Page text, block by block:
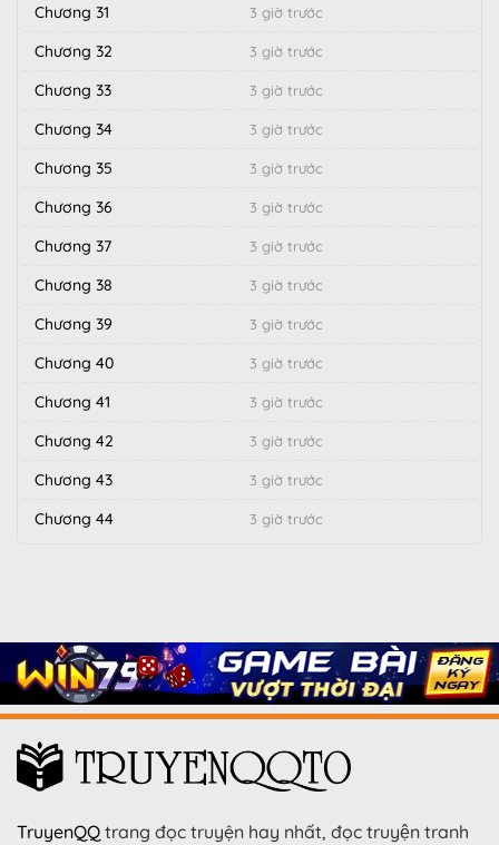
Chương 31 3 giờ trước
Chương 32 3 giờ trước
Chương 33 3 giờ trước
Chương 34 3 giờ trước
Chương 35 3 giờ trước
Chương 36 3 giờ trước
Chương 37 3 giờ trước
Chương 38 3 giờ trước
Chương 39 3 giờ trước
Chương 40 3 giờ trước
Chương 41 3 giờ trước
Chương 42 3 giờ trước
Chương 43 3 giờ trước
Chương 44 3 giờ trước
TruyenQQ trang đọc truyện hay nhất, đọc truyện tranh